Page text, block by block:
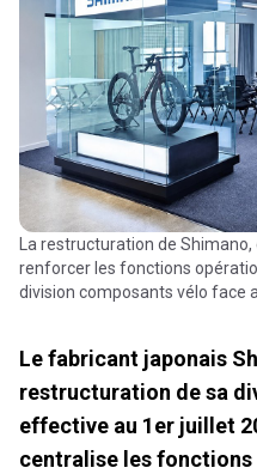
La restructuration de Shimano, effective au 1er juillet 2026, vise à
renforcer les fonctions
division composants vélo face
Le fabricant japonais
restructuration de sa
effective au 1er juillet
centralise les fonctions